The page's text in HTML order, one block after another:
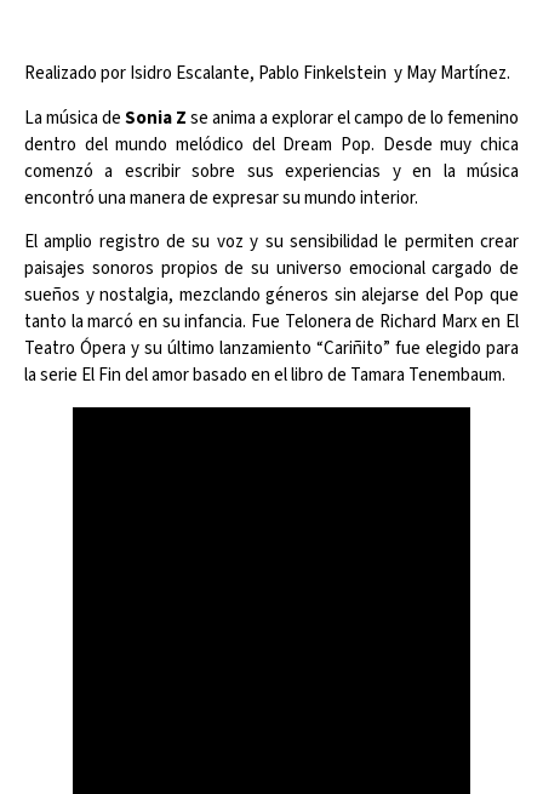
Realizado por Isidro Escalante, Pablo Finkelstein y May Martínez.
La música deSonia Zse anima a explorar el campo de lo femenino
dentro del mundo melódico del Dream Pop. Desde muy chica
comenzó a escribir sobre sus experiencias y en la música
encontró una manera de expresar su mundo interior.
El amplio registro de su voz y su sensibilidad le permiten crear
paisajes sonoros propios de su universo emocional cargado de
sueños y nostalgia, mezclando géneros sin alejarse del Pop que
tanto la marcó en su infancia. Fue Telonera de Richard Marx en El
Teatro Ópera y su último lanzamiento “Cariñito” fue elegido para
la serie El Fin del amor basado en el libro de Tamara Tenembaum.